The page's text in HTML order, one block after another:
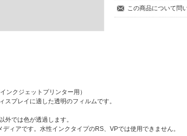
この商品について問
ンクジェットプリンター用）
スプレイに適した透明のフィルムです。
では色が透過します。
ィアです。水性インクタイプのRS、VPでは使用できません。